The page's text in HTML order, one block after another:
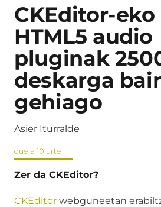
CKEditor-
HTML5 audio
pluginak
deskarga
gehiago
Asier Iturralde
duela 10 urte
Zer da CKEditor?
CKEditor webguneetan